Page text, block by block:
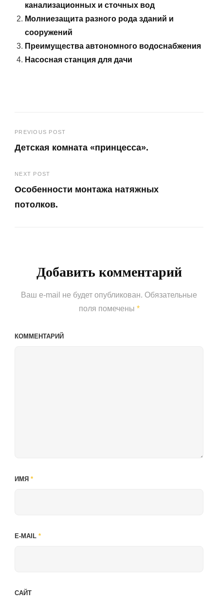
канализационных и сточных вод
Молниезащита разного рода зданий и
сооружений
Преимущества автономного водоснабжения
Насосная станция для дачи
Навигация
по
записям
PREVIOUS POST
Детская комната «принцесса».
Post
NEXT POST
Особенности монтажа натяжных
потолков.
Добавить комментарий
Ваш e-mail не будет опубликован. Обязательные
поля помечены *
КОММЕНТАРИЙ
ИМЯ *
E-MAIL *
САЙТ